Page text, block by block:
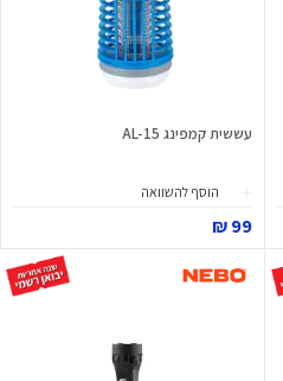
עששית קמפינג AL-15
הוסף להשוואה
99 ₪